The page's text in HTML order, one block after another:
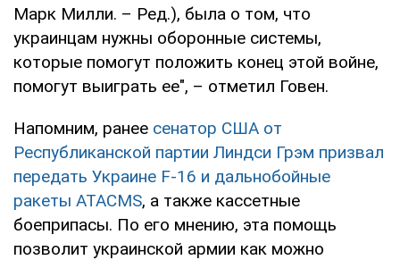
Марк Милли. – Ред.), была о том, что
украинцам нужны оборонные системы,
которые помогут положить конец этой войне,
помогут выиграть ее", – отметил Говен.
Напомним, ранее сенатор США от
Республиканской партии Линдси Грэм призвал
передать Украине F-16 и дальнобойные
ракеты ATACMS, а также кассетные
боеприпасы. По его мнению, эта помощь
позволит украинской армии как можно